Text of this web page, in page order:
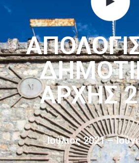
ΑΡΧΗΣ
Ιούλιος 2021 –